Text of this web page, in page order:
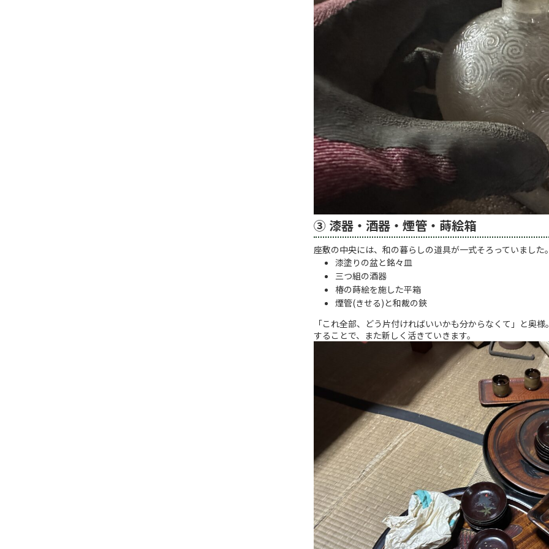
③ 漆器・酒器・煙管・蒔絵箱
座敷の中央には、和の暮らしの道具が一式そろっていました
漆塗りの盆と銘々皿
三つ組の酒器
椿の蒔絵を施した平箱
煙管(きせる)と和裁の鋏
「これ全部、どう片付ければいいかも分からなくて」と奥
することで、また新しく活きていきます。